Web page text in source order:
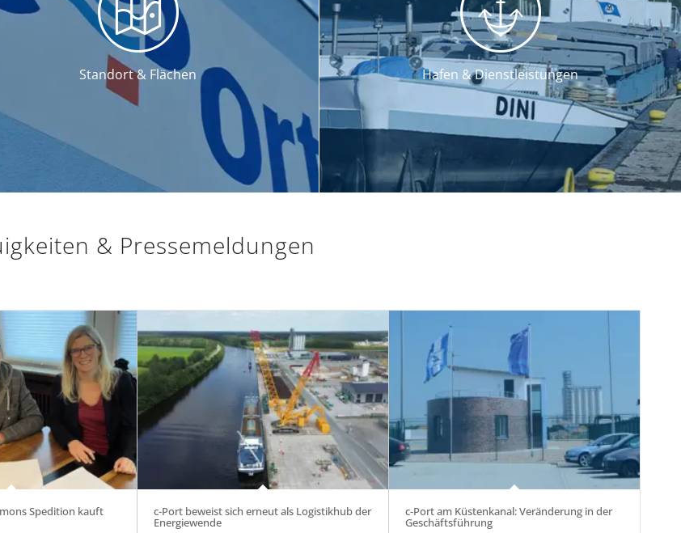
Standort & Flächen Hafen & Dienstleistungen
& Pressemeldungen
Spedition kauft c-Port beweist sich erneut als Logistikhub der
Energiewende
c-Port am Küstenkanal: Veränderung in der
Geschäftsführung